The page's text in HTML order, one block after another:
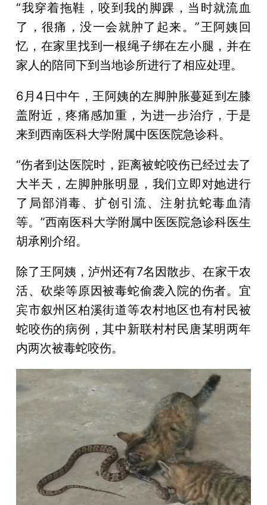
“我穿着拖鞋，咬到我的脚踝，当时就流血
了，很痛，没一会就肿了起来。”王阿姨回
忆，在家里找到一根绳子绑在左小腿，并在
家人的陪同下到当地诊所进行了相应处理。
6月4日中午，王阿姨的左脚肿胀蔓延到左膝
盖附近，疼痛感加重，为进一步治疗，于是
来到西南医科大学附属中医医院急诊科。
“伤者到达医院时，距离被蛇咬伤已经过去了
大半天，左脚肿胀明显，我们立即对她进行
了局部消毒、扩创引流、注射抗蛇毒血清
等。”西南医科大学附属中医医院急诊科医生
胡承刚介绍。
除了王阿姨，泸州还有7名因散步、在家干农
活、砍柴等原因被毒蛇偷袭入院的伤者。宜
宾市叙州区柏溪街道等农村地区也有村民被
蛇咬伤的病例，其中新联村村民唐某明两年
内两次被毒蛇咬伤。